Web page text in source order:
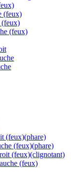
(feux)
(feux)
(feux)
(feux)(phare)
(feux)(phare)
(feux)(clignotant)
(feux)